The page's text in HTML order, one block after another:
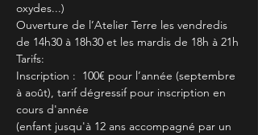
oxydes...)
Ouverture de l’Atelier Terre les vendredis
de 14h30 à 18h30 et les mardis de 18h à 21h
Tarifs:
Inscription :  100€ pour l’année (septembre
à août), tarif dégressif pour inscription en
cours d'année
(enfant jusqu'à 12 ans accompagné par un